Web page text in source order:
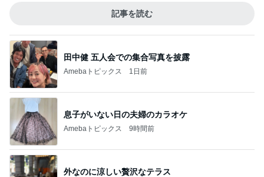
記事を読む
田中健 五人会での集合写真を披露
Amebaトピックス 1日前
息子がいない日の夫婦のカラオケ
Amebaトピックス 9時間前
外なのに涼しい贅沢なテラス